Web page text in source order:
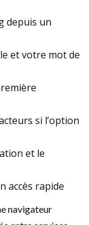
depuis un
et votre mot de
si l’option
et le
accès rapide
navigateur